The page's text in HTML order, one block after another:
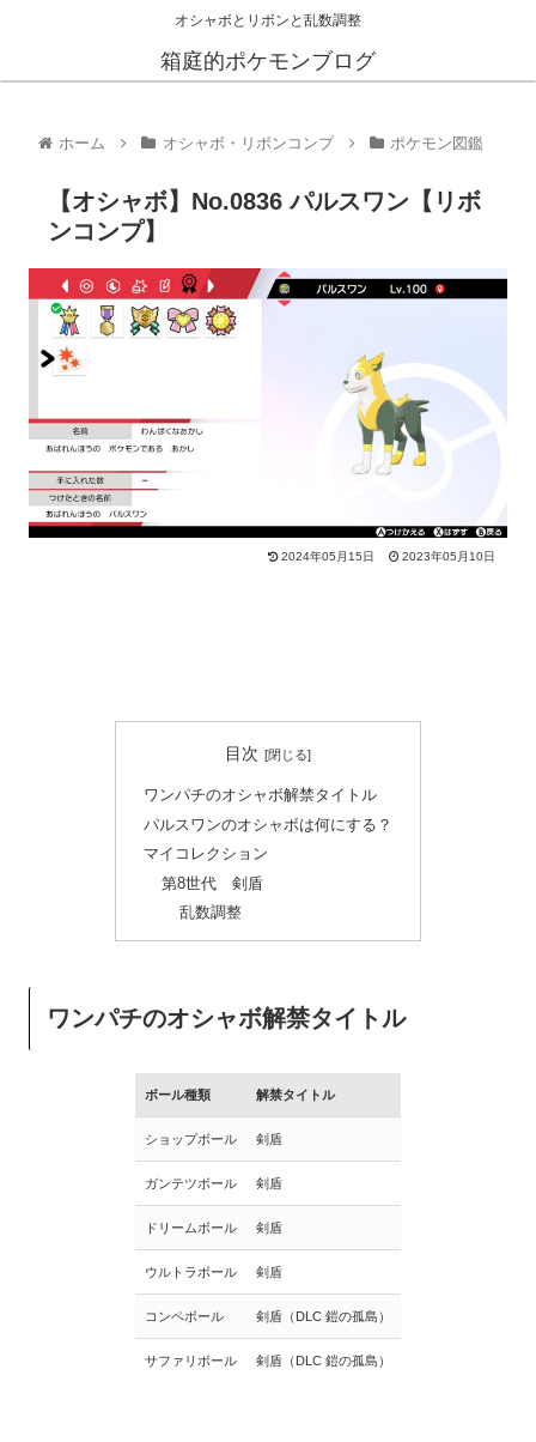
オシャボとリボンと乱数調整
箱庭的ポケモンブログ
ホーム オシャボ・リボンコンプ ポケモン図鑑
【オシャボ】No.0836 パルスワン【リボ
ンコンプ】
2024年05月15日 2023年05月10日
目次
ワンパチのオシャボ解禁タイトル
パルスワンのオシャボは何にする？
マイコレクション
第8世代 剣盾
乱数調整
ワンパチのオシャボ解禁タイトル
ボール種類 解禁タイトル
ショップボール 剣盾
ガンテツボール 剣盾
ドリームボール 剣盾
ウルトラボール 剣盾
コンペボール 剣盾（DLC 鎧の孤島）
サファリボール 剣盾（DLC 鎧の孤島）